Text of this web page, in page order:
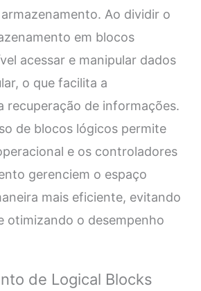
Ao dividir o
em blocos
acessar e manipular dados
o que facilita a
recuperação de informações.
de blocos lógicos permite
e os controladores
gerenciem o espaço
mais eficiente, evitando
otimizando o desempenho
de Logical Blocks